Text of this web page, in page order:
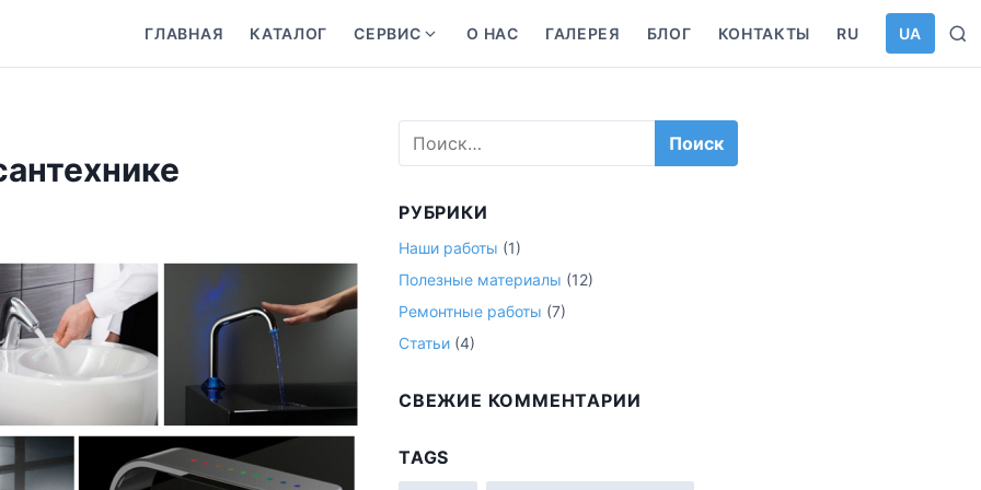
ГЛАВНАЯ КАТАЛОГ СЕРВИС
h
w
s
b
e
n
u
С
р
О НАС ГАЛЕРЕЯ БЛОГ КОНТАКТЫ RU UA
S
e
и
:
РУБРИКИ
Наши работы (1)
Полезные материалы (12)
Ремонтные работы (7)
Статьи (4)
СВЕЖИЕ КОММЕНТАРИИ
TAGS